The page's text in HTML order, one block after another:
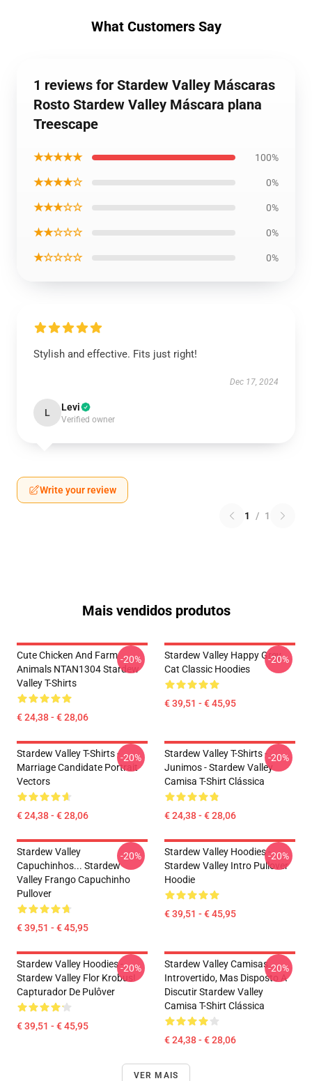
What Customers Say
1 reviews for Stardew Valley Máscaras
Rosto Stardew Valley Máscara plana
Treescape
★★★★★ 100%
★★★★☆ 0%
★★★☆☆ 0%
★★☆☆☆ 0%
★☆☆☆☆ 0%
Stylish and effective. Fits just right!
Dec 17, 2024
L Levi
Verified owner
Write your review
1 / 1
Mais vendidos produtos
Cute Chicken And Farm
Animals NTAN1304 Stardew
Valley T-Shirts
€ 24,38 - € 28,06
-20%
Stardew Valley Happy Grey
Cat Classic Hoodies
€ 39,51 - € 45,95
-20%
Stardew Valley T-Shirts -
Marriage Candidate Portrait
Vectors
€ 24,38 - € 28,06
-20%
Stardew Valley T-Shirts -
Junimos - Stardew Valley
Camisa T-Shirt Clássica
€ 24,38 - € 28,06
-20%
Stardew Valley
Capuchinhos... Stardew
Valley Frango Capuchinho
Pullover
€ 39,51 - € 45,95
-20%
Stardew Valley Hoodies -
Stardew Valley Intro Pullover
Hoodie
€ 39,51 - € 45,95
-20%
Stardew Valley Hoodies -
Stardew Valley Flor Krobus!
Capturador De Pulôver
€ 39,51 - € 45,95
-20%
Stardew Valley Camisas...
Introvertido, Mas Disposto A
Discutir Stardew Valley
Camisa T-Shirt Clássica
€ 24,38 - € 28,06
-20%
VER MAIS